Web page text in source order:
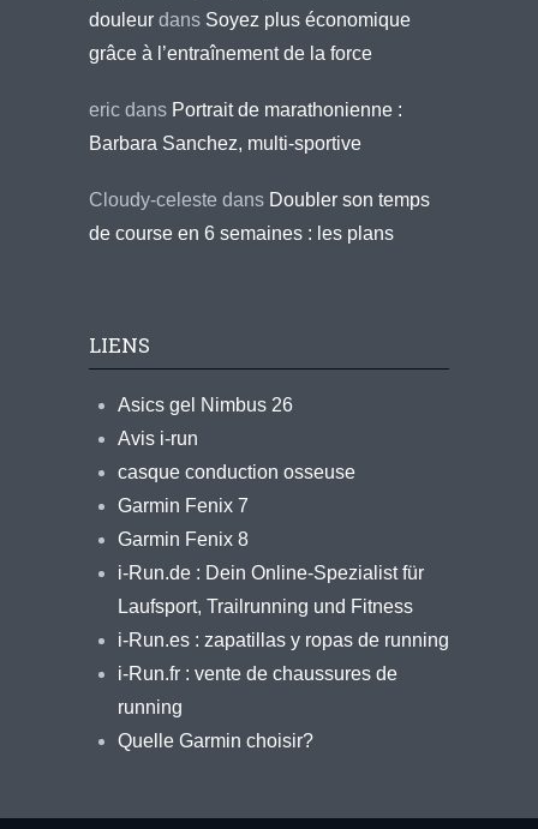
douleur dans Soyez plus économique
grâce à l’entraînement de la force
eric dans Portrait de marathonienne :
Barbara Sanchez, multi-sportive
Cloudy-celeste dans Doubler son temps
de course en 6 semaines : les plans
LIENS
Asics gel Nimbus 26
Avis i-run
casque conduction osseuse
Garmin Fenix 7
Garmin Fenix 8
i-Run.de : Dein Online-Spezialist für
Laufsport, Trailrunning und Fitness
i-Run.es : zapatillas y ropas de running
i-Run.fr : vente de chaussures de
running
Quelle Garmin choisir?